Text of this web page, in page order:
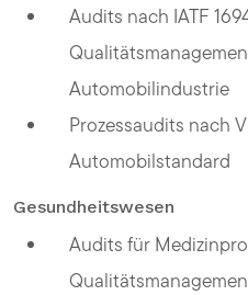
Audits nach IATF
Automobilindustrie
Prozessaudits nach
Automobilstandard
Gesundheitswesen
Audits für